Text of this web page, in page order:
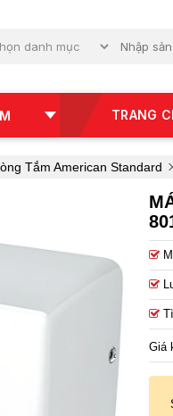
TRANG
Tắm American Standard
Giá